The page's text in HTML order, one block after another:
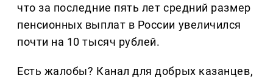
что за последние пять лет средний размер
пенсионных выплат в России увеличился
почти на 10 тысяч рублей.
Есть жалобы? Канал для добрых казанцев,